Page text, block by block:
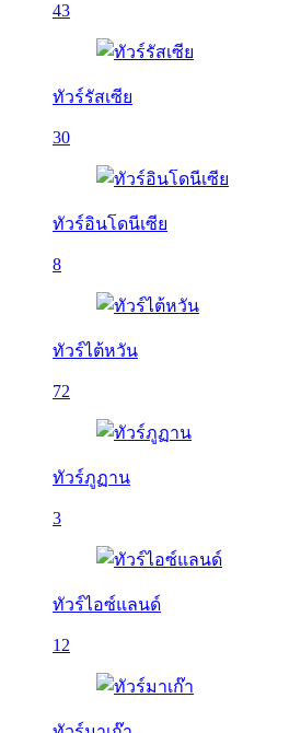
43
ทัวร์รัสเซีย
30
ทัวร์อินโดนีเซีย
8
ทัวร์ไต้หวัน
72
ทัวร์ภูฏาน
3
ทัวร์ไอซ์แลนด์
12